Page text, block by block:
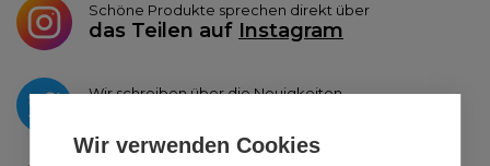
Wir verwenden Cookies
Schöne Produkte sprechen direkt über
das Teilen auf Instagram
Wir schreiben über die Neuigkeiten